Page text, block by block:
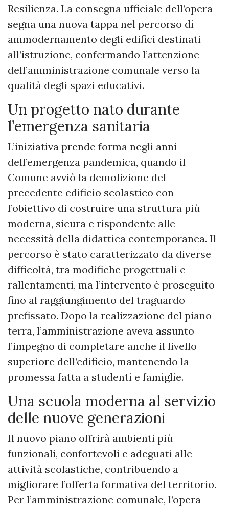
Resilienza. La consegna ufficiale dell’opera
segna una nuova tappa nel percorso di
ammodernamento degli edifici destinati
all’istruzione, confermando l’attenzione
dell’amministrazione comunale verso la
qualità degli spazi educativi.
Un progetto nato durante
l’emergenza sanitaria
L’iniziativa prende forma negli anni
dell’emergenza pandemica, quando il
Comune avviò la demolizione del
precedente edificio scolastico con
l’obiettivo di costruire una struttura più
moderna, sicura e rispondente alle
necessità della didattica contemporanea. Il
percorso è stato caratterizzato da diverse
difficoltà, tra modifiche progettuali e
rallentamenti, ma l’intervento è proseguito
fino al raggiungimento del traguardo
prefissato. Dopo la realizzazione del piano
terra, l’amministrazione aveva assunto
l’impegno di completare anche il livello
superiore dell’edificio, mantenendo la
promessa fatta a studenti e famiglie.
Una scuola moderna al servizio
delle nuove generazioni
Il nuovo piano offrirà ambienti più
funzionali, confortevoli e adeguati alle
attività scolastiche, contribuendo a
migliorare l’offerta formativa del territorio.
Per l’amministrazione comunale, l’opera